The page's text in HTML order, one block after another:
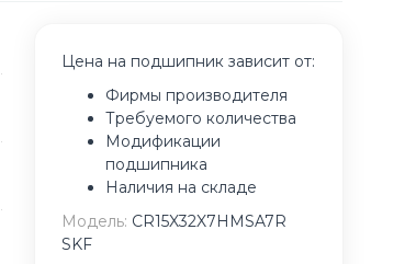
Цена на подшипник зависит от:
Фирмы производителя
Требуемого количества
Модификации
подшипника
Наличия на складе
Модель: CR15X32X7HMSA7R
SKF